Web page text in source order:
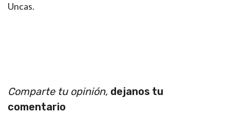
Uncas.
Comparte tu opinión, dejanos tu
comentario